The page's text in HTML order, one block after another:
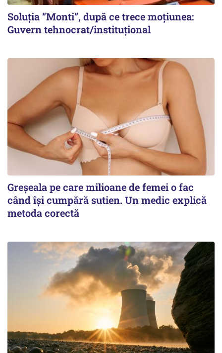
Soluția ”Monti”, după ce trece moțiunea:
Guvern tehnocrat/instituțional
Greșeala pe care milioane de femei o fac
când își cumpără sutien. Un medic explică
metoda corectă